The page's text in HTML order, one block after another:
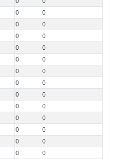
0
0
0
0
0
0
0
0
0
0
0
0
0
0
0
0
0
0
0
0
0
0
0
0
0
0